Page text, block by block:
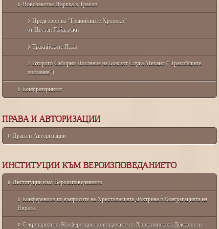
Новозаветна Църква в Тракия
Предговор на “Тракийските Хроники”
от Цветан Гайдарски
Тракийските Папи
Второто Съборно Послание на Божият Слуга Михаил (“Тракийските
послания”)
Конфратернитет
ПРАВА И АВТОРИЗАЦИИ
Права и Авторизации
ИНСТИТУЦИИ КЪМ ВЕРОИЗПОВЕДАНИЕТО
Институции към Вероизповеданието
Конференция по въпросите на Християнската Доктрина и Конгрегацията на
Вярата
Секретариат на Конференция по въпросите на Християнската Доктрина и